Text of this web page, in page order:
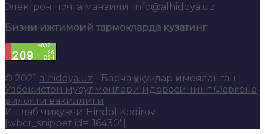
Электрон почта манзили: info@alhidoya.uz
Бизни ижтимоий тармоқларда кузатинг
© 2021 alhidoya.uz - Барча ҳуқуқлар ҳимояланган |
Ўзбекистон мусулмонлари идорасининг Фарғона
вилояти вакиллиги.
Ишлаб чиқувчи Hindol Kodirov.
[wbcr_snippet id="16430"]